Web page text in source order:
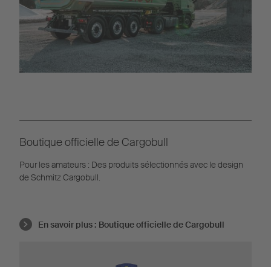
Boutique officielle de Cargobull
Pour les amateurs : Des produits sélectionnés avec le design
de Schmitz Cargobull.
En savoir plus : Boutique officielle de Cargobull